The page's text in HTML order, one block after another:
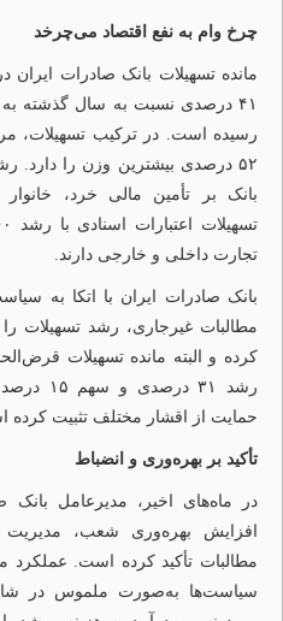
چرخ وام به نفع اقتصاد می‌چرخد
۵۲ درصدی بیشترین وزن را دارد.
بانک بر تأمین مالی خرد، خانوار
تجارت داخلی و خارجی دارند.
بانک صادرات ایران با اتکا به
مطالبات غیرجاری، رشد تسهیلات
رشد ۳۱
حمایت از اقشار مختلف تثبیت کرده
تأکید بر بهره‌وری و انضباط
در ماه‌های اخیر، مدیرعامل بانک
افزایش بهره‌وری شعب، مدیریت
مطالبات تأکید کرده است. عملکرد
سیاست‌ها به‌صورت ملموس در